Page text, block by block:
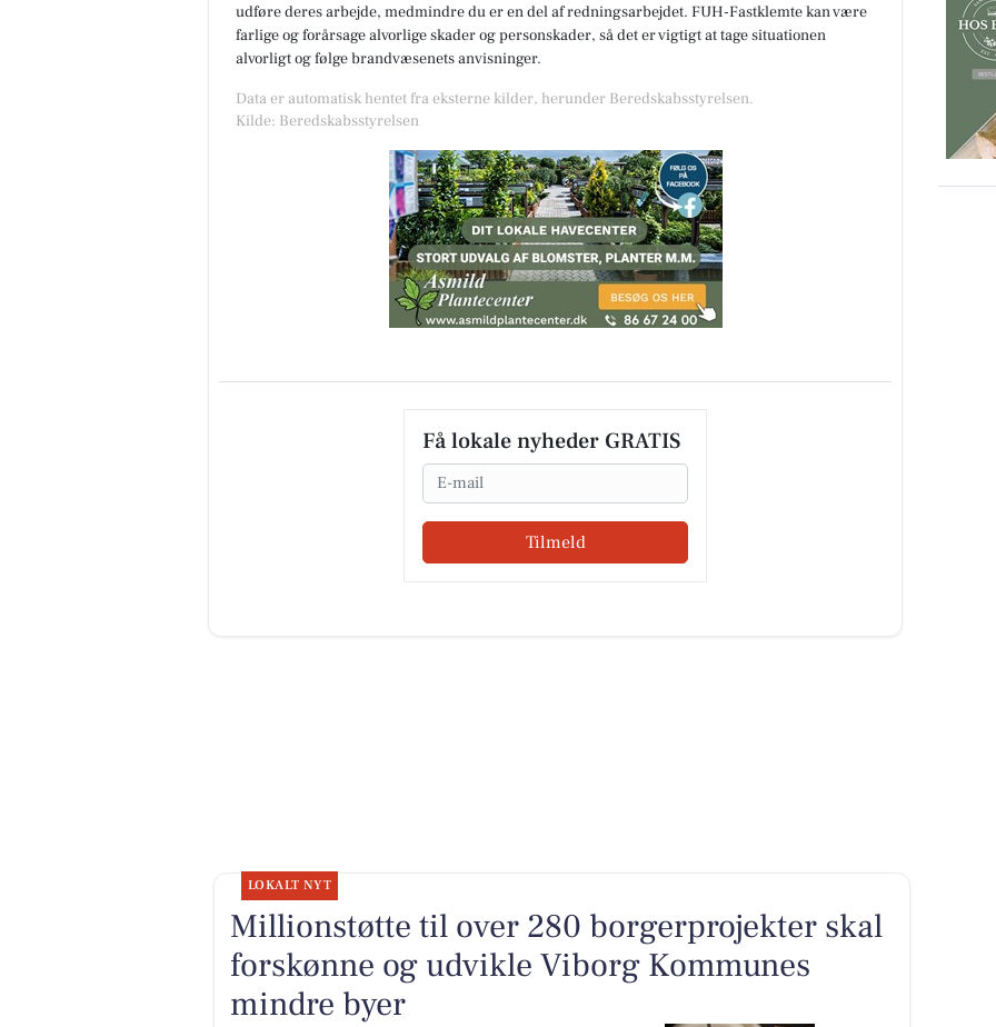
udføre deres arbejde, medmindre du er en del af redningsarbejdet. FUH-Fastklemte kan være
farlige og forårsage alvorlige skader og personskader, så det er vigtigt at tage situationen
alvorligt og følge brandvæsenets anvisninger.
Data er automatisk hentet fra eksterne kilder, herunder Beredskabsstyrelsen.
Kilde: Beredskabsstyrelsen
Få lokale nyheder GRATIS
Email
Tilmeld
LOKALT NYT
Millionstøtte til over 280 borgerprojekter skal
forskønne og udvikle Viborg Kommunes
mindre byer